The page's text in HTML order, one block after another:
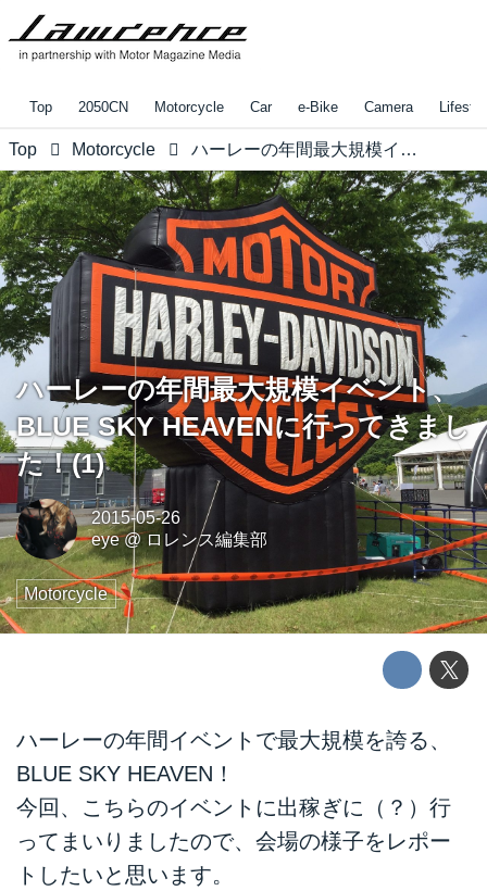
Top 2050CN Motorcycle Car e-Bike Camera
Top Motorcycle ハーレーの年間最大規模イベント、BLUE SKY HEAVENに行ってきました！(1)
ハーレーの年間最大規模イベント、
BLUE SKY HEAVENに行ってきまし
た！(1)
2015-05-26
eye@ ロレンス編集部
Motorcycle
ハーレーの年間イベントで最大規模を誇る、
BLUE SKY HEAVEN！
今回、こちらのイベントに出稼ぎに（？）行
ってまいりましたので、会場の様子をレポー
トしたいと思います。